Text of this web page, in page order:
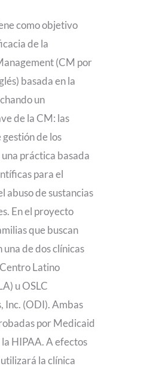
como objetivo
de la
(CM por
basada en la
un
de la CM: las
de los
práctica basada
para el
abuso de sustancias
En el proyecto
que buscan
de dos clínicas
Latino
u OSLC
Inc. (ODI). Ambas
por Medicaid
HIPAA. A efectos
la clínica